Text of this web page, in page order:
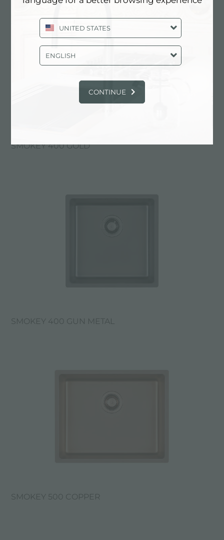
SMOKEY 400 GOLD
SMOKEY 400 GUN METAL
SMOKEY 500 COPPER
UNITED STATES
ENGLISH
CONTINUE